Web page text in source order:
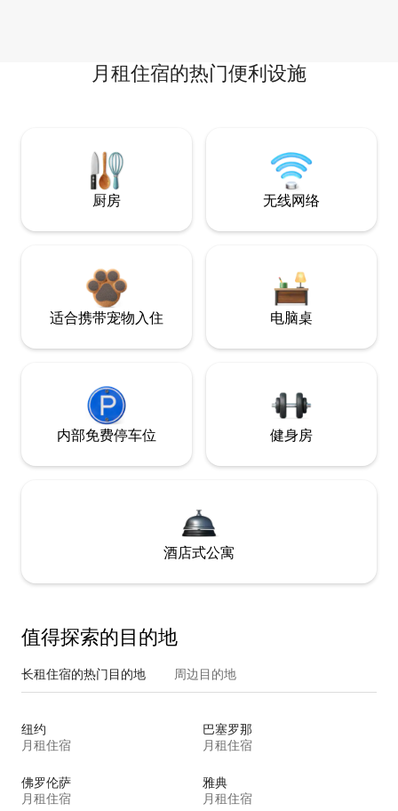
月租住宿的热门便利设施
厨房 无线网络
适合携带宠物入住 电脑桌
内部免费停车位 健身房
酒店式公寓
值得探索的目的地
长租住宿的热门目的地 周边目的地
纽约
月租住宿
巴塞罗那
月租住宿
佛罗伦萨
月租住宿
雅典
月租住宿